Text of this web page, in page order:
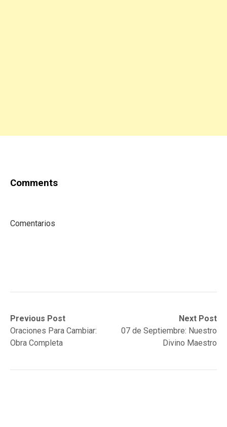
Comments
Comentarios
Post
navigation
Previous Post
Previous
post:Oraciones Para Cambiar:
Obra Completa
Next Post
Next
post:
07 de Septiembre: Nuestro
Divino Maestro